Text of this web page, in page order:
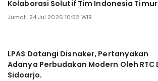
Kolaborasi Solutif Tim Indonesia Timur
Jumat, 24 Jul 2026 10:52 WIB
LPAS Datangi Disnaker, Pertanyakan
Adanya Perbudakan Modern Oleh RTC
Sidoarjo.